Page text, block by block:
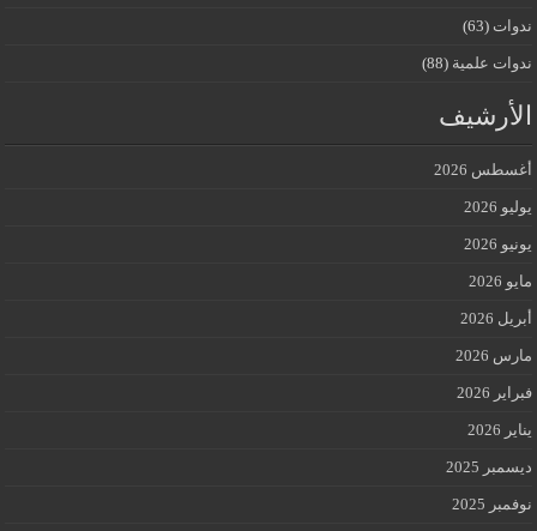
ندوات (63)
ندوات علمية (88)
الأرشيف
أغسطس 2026
يوليو 2026
يونيو 2026
مايو 2026
أبريل 2026
مارس 2026
فبراير 2026
يناير 2026
ديسمبر 2025
نوفمبر 2025